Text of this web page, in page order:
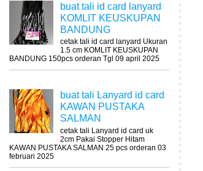
buat tali id card lanyard
KOMLIT KEUSKUPAN
BANDUNG
cetak tali id card lanyard Ukuran
1.5 cm KOMLIT KEUSKUPAN
BANDUNG 150pcs orderan Tgl 09 april 2025
buat tali Lanyard id card
KAWAN PUSTAKA
SALMAN
cetak tali Lanyard id card uk
2cm Pakai Stopper Hitam
KAWAN PUSTAKA SALMAN 25 pcs orderan 03
februari 2025